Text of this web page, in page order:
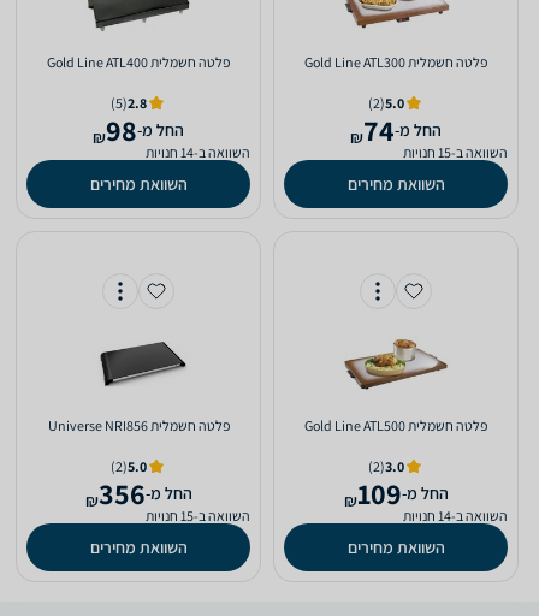
פלטה חשמלית Gold Line ATL300
5.0
(2)
‫החל מ-74
₪
השוואה ב-15 חנויות
השוואת מחירים
פלטה חשמלית Gold Line ATL400
2.8
(5)
‫החל מ-98
₪
השוואה ב-14 חנויות
השוואת מחירים
פלטה חשמלית Gold Line ATL500
3.0
(2)
‫החל מ-109
₪
השוואה ב-14 חנויות
השוואת מחירים
פלטה חשמלית Universe NRI856
5.0
(2)
‫החל מ-356
₪
השוואה ב-15 חנויות
השוואת מחירים